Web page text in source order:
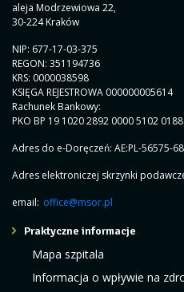
aleja Modrzewiowa 22,
30-224 Kraków
NIP: 677-17-03-375
REGON: 351194736
KRS: 0000038598
KSIĘGA REJESTROWA 000000005614
Rachunek Bankowy:
PKO BP 19 1020 2892 0000 5102
Adres do e-Doręczeń: AE:PL-56575-
Adres elektroniczej skrzynki
email: office@msor.pl
Praktyczne informacje
Mapa szpitala
Informacja o wpływie na